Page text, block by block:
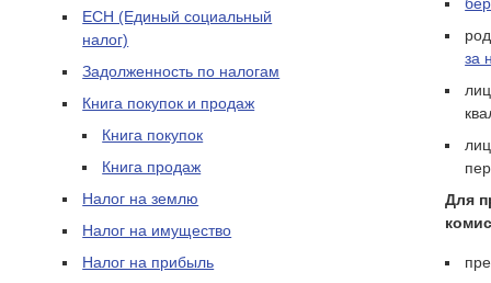
ЕСН (Единый социальный
налог)
Задолженность по налогам
Книга покупок и продаж
Книга покупок
Книга продаж
Налог на землю
Налог на имущество
Налог на прибыль
за
Для